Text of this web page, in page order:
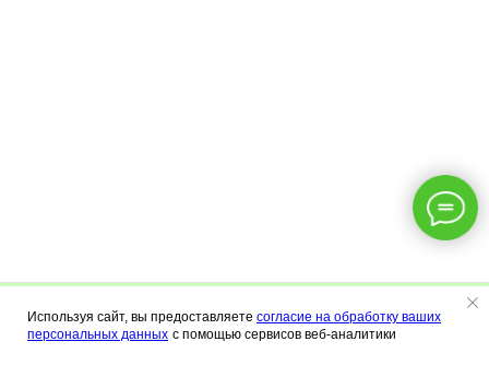
Меню Калькулятор Контакты
Используя сайт, вы предоставляете согласие на обработку ваших
персональных данных с помощью сервисов веб-аналитики